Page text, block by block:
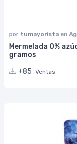
por tumayorista en
Mermelada 0%
gramos
+85 Ventas